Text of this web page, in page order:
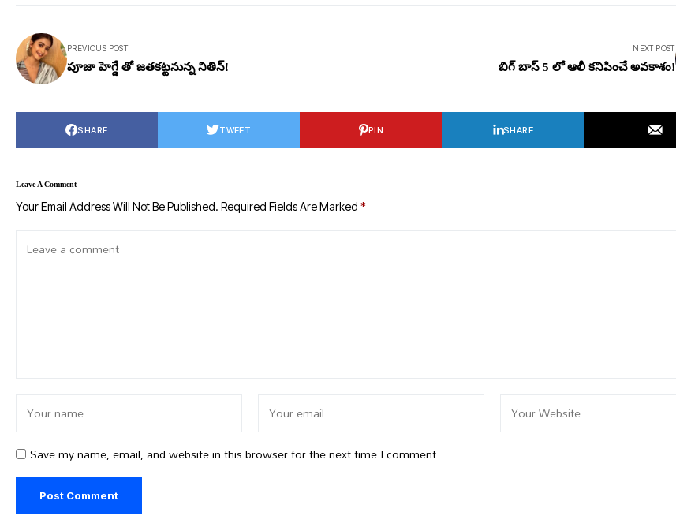
PREVIOUS POST
పూజా హెగ్డే తో జతకట్టనున్న నితిన్!
NEXT POST
బిగ్ బాస్ 5 లో ఆలీ కనిపించే అవకాశం!
SHARE TWEET PIN SHARE
Leave A Comment
Your Email Address Will Not Be Published. Required Fields Are Marked *
Save my name, email, and website in this browser for the next time I comment.